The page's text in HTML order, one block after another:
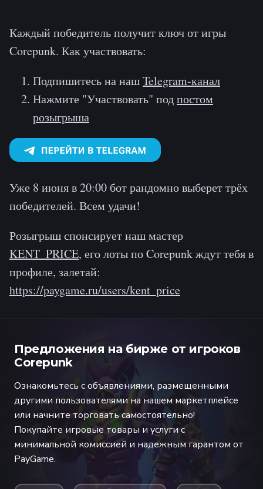
Каждый победитель получит ключ от игры
Corepunk. Как участвовать:
Подпишитесь на нашTelegram-канал
Нажмите "Участвовать" подпостом
розыгрыша
Уже 8 июня в 20:00 бот рандомно выберет трёх
победителей. Всем удачи!
Розыгрыш спонсирует наш мастер
KENT_PRICE, его лоты по Corepunk ждут тебя в
профиле, залетай:
https://paygame.ru/users/kent_price
Предложения на бирже от игроков
Corepunk
Ознакомьтесь с объявлениями, размещенными
другими пользователями на нашем маркетплейсе
или начните торговать самостоятельно!
Покупайте игровые товары и услуги с
минимальной комиссией и надежным гарантом от
PayGame.